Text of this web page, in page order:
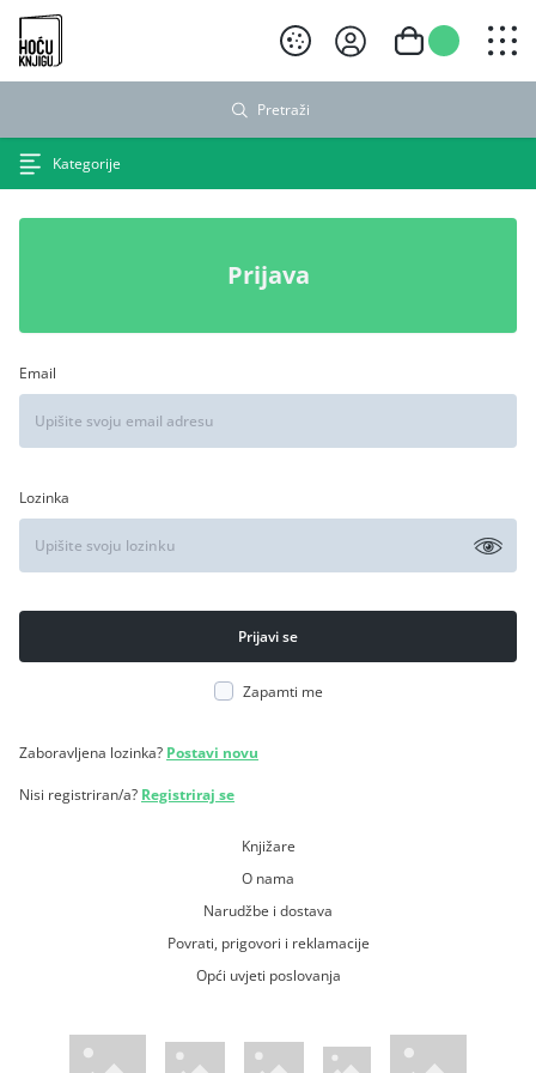
Hoću knjigu crni logo
Pretraži
Kategorije
Prijava
Email
Lozinka
Zapamti me
Zaboravljena lozinka? Postavi novu
Nisi registriran/a? Registriraj se
Knjižare
O nama
Narudžbe i dostava
Povrati, prigovori i reklamacije
Opći uvjeti poslovanja
WsPay web stranicaMaestro web stranicaMastercard web stranicaAmerican Express web stranica
Visa web stranica